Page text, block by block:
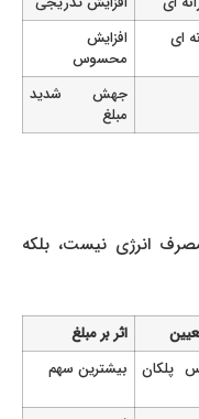
افزایش
محسوس
جهش شدید
مبلغ
انرژی نیست، بلکه
اثر بر مبلغ
بیشترین سهم